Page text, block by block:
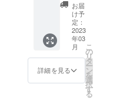
モデル
を購入
可能
な”優先
購入
権”付
き！
5,000円
券 ×1 体
験会へ
ご参加
後あし
らせを
ご購入
いただ
ける際
には、
こちら
お届
け予
定：
2023
年03
月
詳細を見る
こ
の
リ
タ
ー
ン
を
選
択
す
る